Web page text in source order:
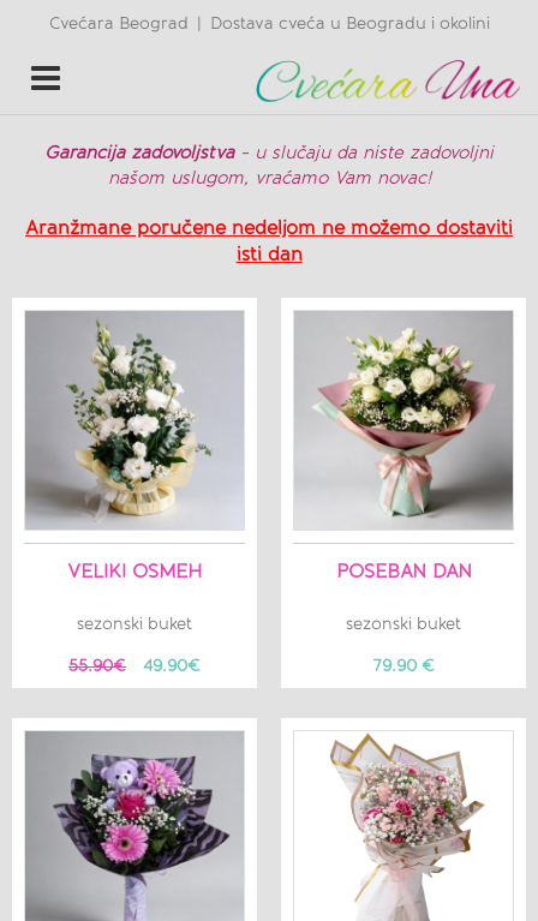
Cvećara Beograd Dostava cveća u Beogradu i okolini
Toggle
Garancija zadovoljstva- u slučaju da niste zadovoljni
našom uslugom, vraćamo Vam novac!
Aranžmane poručene nedeljom ne možemo dostaviti
isti dan
VELIKI OSMEH
sezonski buket
55.90€ 49.90€
POSEBAN DAN
sezonski buket
79.90 €